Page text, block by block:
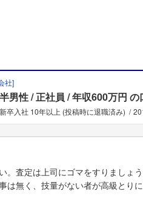
社]
男性 正社員 年収600万円 の
新卒入社 10年以上 (投稿時に退職済み)
。査定は上司にゴマをすりましょ
は無く、技量がない者が高級とり